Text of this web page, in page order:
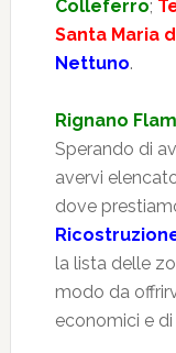
Colleferro;
Santa Maria
Nettuno.
Rignano
Sperando di
avervi
dove
la lista delle
modo da
economici e di